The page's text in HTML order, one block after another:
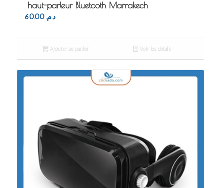
haut-parleur Bluetooth Marrakech
د.م. 60.00
Ajouter au panier Voir les détails